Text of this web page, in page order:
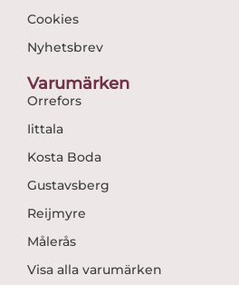
Cookies
Nyhetsbrev
Varumärken
Orrefors
Iittala
Kosta Boda
Gustavsberg
Reijmyre
Målerås
Visa alla varumärken